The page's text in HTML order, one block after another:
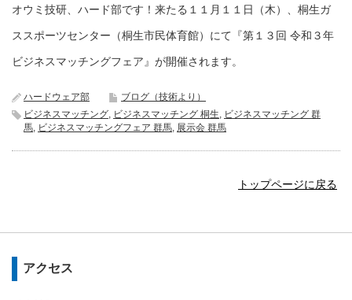
オウミ技研、ハード部です！来たる１１月１１日（木）、桐生ガ
ススポーツセンター（桐生市民体育館）にて『第１３回 令和３年
ビジネスマッチングフェア』が開催されます。
ハードウェア部
ブログ（技術より）
ビジネスマッチング, ビジネスマッチング 桐生, ビジネスマッチング 群
馬, ビジネスマッチングフェア 群馬, 展示会 群馬
トップページに戻る
アクセス